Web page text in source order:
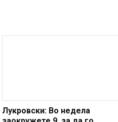
Лукровски: Во недела